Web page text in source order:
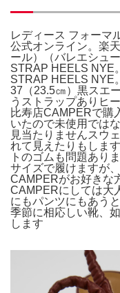
レディース フォーマ
公式オンライン。楽
ール）（バレエシュ
STRAP HEELS NYE
STRAP HEELS NYE
37（23.5㎝）黒スエ
うストラップありヒ
比寿店CAMPERで購
いたので未使用では
見当たりませんスウ
れて見えたりもしま
トのゴムも問題あり
サイズで履けますが
CAMPERがお好きな
CAMPERにしては大
にもパンツにもあう
季節に相応しい靴、
します